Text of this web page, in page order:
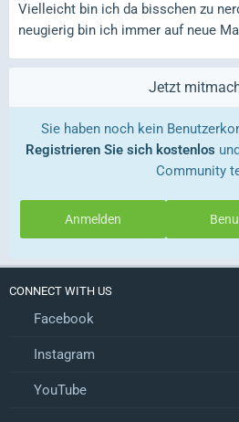
Vielleicht bin ich da bisschen zu
neugierig bin ich immer auf neue
Jetzt
Sie haben noch kein
Registrieren Sie sich kostenlos
Community
Anmelden
CONNECT WITH US
Facebook
Instagram
YouTube